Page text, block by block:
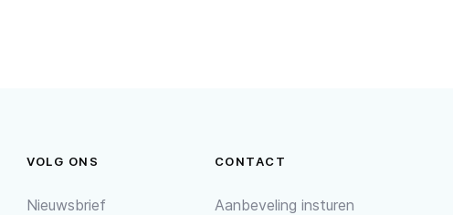
VOLG ONS
Nieuwsbrief
CONTACT
Aanbeveling insturen